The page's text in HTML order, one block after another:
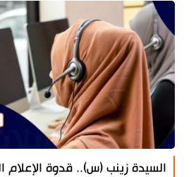
السيدة زينب (س).. قدوة الإعلام